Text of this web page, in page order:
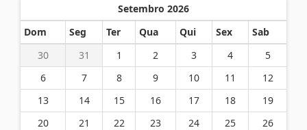
Setembro 2026
Dom
Seg Ter Qua Qui Sex
Sab
30
31 1 2 3 4
5
6
7 8 9 10 11
12
13
14 15 16 17 18
19
20
21 22 23 24 25
26